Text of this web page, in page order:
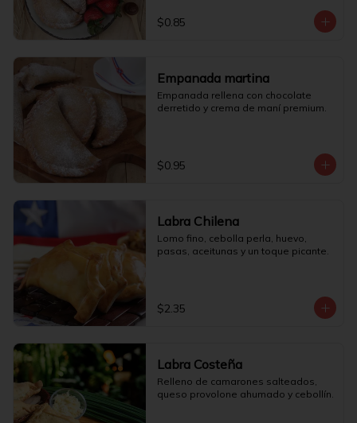
$0.85
Empanada martina
Empanada rellena con chocolate
derretido y crema de maní premium.
$0.95
Labra Chilena
Lomo fino, cebolla perla, huevo,
pasas, aceitunas y un toque picante.
$2.35
Labra Costeña
Relleno de camarones salteados,
queso provolone ahumado y cebollín.